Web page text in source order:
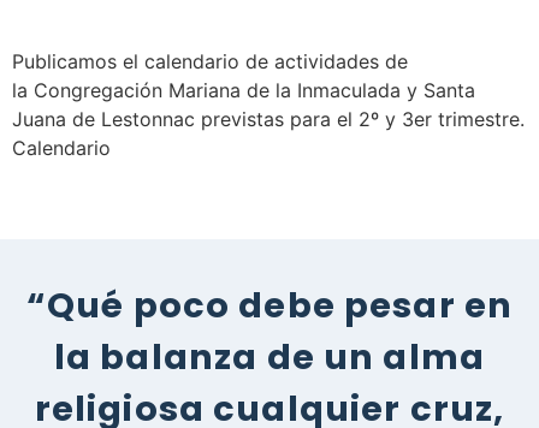
Publicamos el calendario de actividades de
la Congregación Mariana de la Inmaculada y Santa
Juana de Lestonnac previstas para el 2º y 3er trimestre.
Calendario
“Qué poco debe pesar en
la balanza de un alma
religiosa cualquier cruz,